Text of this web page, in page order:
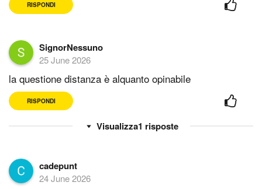
RISPONDI
SignorNessuno
25 June 2026
la questione distanza è alquanto opinabile
RISPONDI
1 risposte
cadepunt
24 June 2026